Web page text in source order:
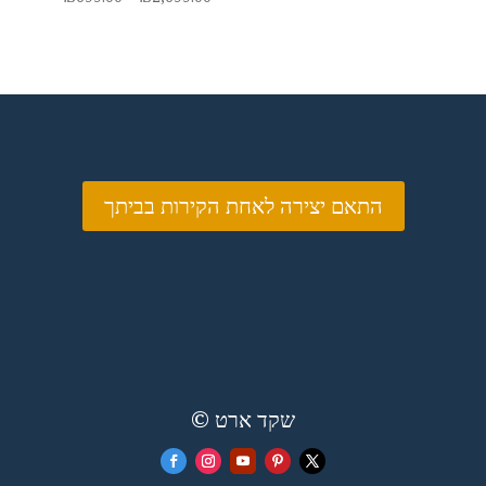
₪2,699.00
התאם יצירה לאחת הקירות בביתך
© שקד ארט